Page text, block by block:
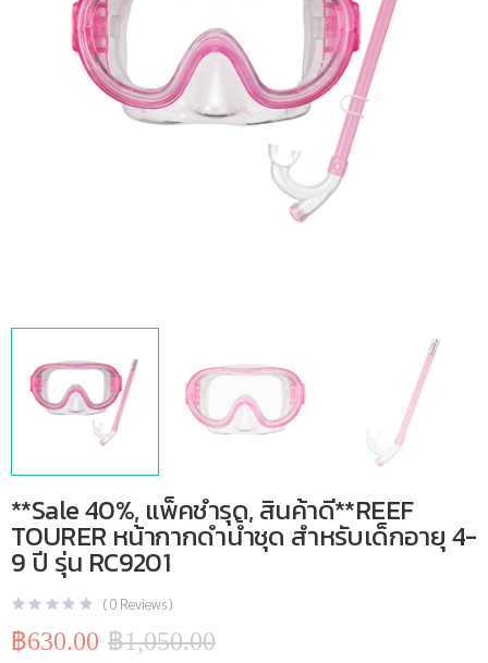
**Sale 40%, แพ็คชำรุด, สินค้าดี**REEF
TOURER หน้ากากดำน้ำชุด สำหรับเด็กอายุ 4-
9 ปี รุ่น RC9201
(0 Reviews )
฿1,050.00
Original
฿630.00
Current